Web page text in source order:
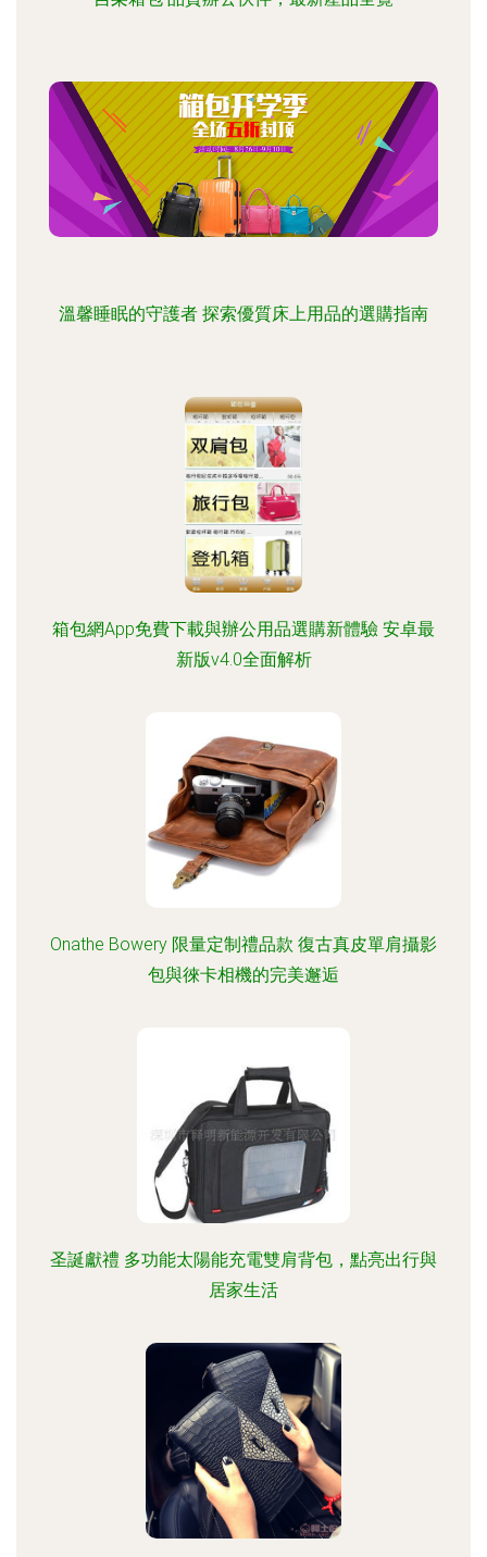
溫馨睡眠的守護者 探索優質床上用品的選購指南
箱包網App免費下載與辦公用品選購新體驗 安卓最
新版v4.0全面解析
Onathe Bowery 限量定制禮品款 復古真皮單肩攝影
包與徠卡相機的完美邂逅
圣誕獻禮 多功能太陽能充電雙肩背包，點亮出行與
居家生活